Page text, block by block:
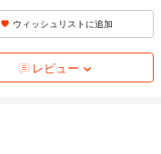
ウィッシュリストに追加
レビュー